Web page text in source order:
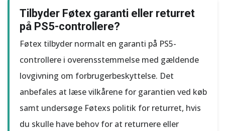
Tilbyder Føtex garanti eller returret
på PS5-controllere?
Føtex tilbyder normalt en garanti på PS5-
controllere i overensstemmelse med gældende
lovgivning om forbrugerbeskyttelse. Det
anbefales at læse vilkårene for garantien ved køb
samt undersøge Føtexs politik for returret, hvis
du skulle have behov for at returnere eller